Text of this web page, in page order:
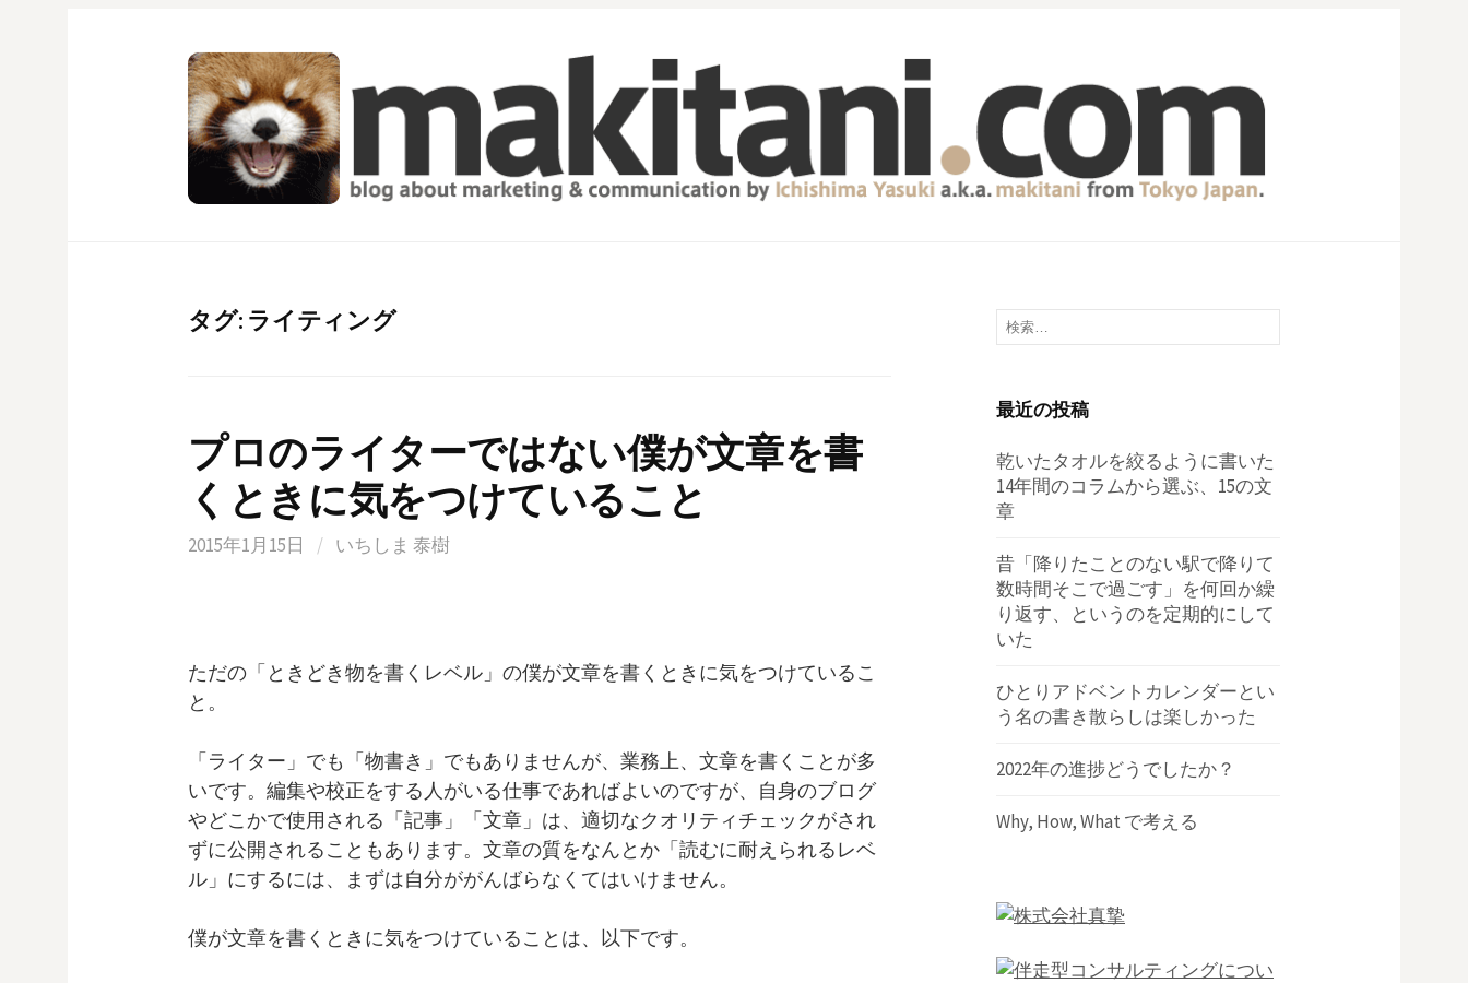
タグ: ライティング
プロのライターではない僕が文章を書
くときに気をつけていること
2015年1月15日 / いちしま 泰樹
ただの「ときどき物を書くレベル」の僕が文章を書くときに気をつけているこ
と。
「ライター」でも「物書き」でもありませんが、業務上、文章を書くことが多
いです。編集や校正をする人がいる仕事であればよいのですが、自身のブログ
やどこかで使用される「記事」「文章」は、適切なクオリティチェックがされ
ずに公開されることもあります。文章の質をなんとか「読むに耐えられるレベ
ル」にするには、まずは自分ががんばらなくてはいけません。
僕が文章を書くときに気をつけていることは、以下です。
検
索:
最近の投稿
乾いたタオルを絞るように書いた
14年間のコラムから選ぶ、15の文
章
昔「降りたことのない駅で降りて
数時間そこで過ごす」を何回か繰
り返す、というのを定期的にして
いた
ひとりアドベントカレンダーとい
う名の書き散らしは楽しかった
2022年の進捗どうでしたか？
Why, How, What で考える